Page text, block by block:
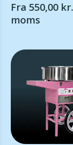
Fra 550,00 kr.
moms